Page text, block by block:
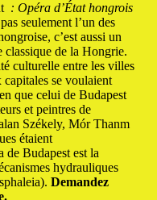
: Opéra d’État hongrois
seulement l’un des
c’est aussi un
classique de la Hongrie.
culturelle entre les villes
capitales se voulaient
que celui de Budapest
et peintres de
Székely, Mór Thanm
étaient
de Budapest est la
hydrauliques
Demandez